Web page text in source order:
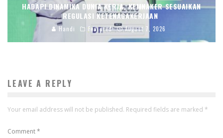
HADAPI DINAMIKA DUNIA KERJA, KEMNAKER SESUAIKAN
REGULASI KETENAGAKERJAAN
Handi Featured August 7, 2026
LEAVE A REPLY
Your email address will not be published. Required fields are marked *
Comment*